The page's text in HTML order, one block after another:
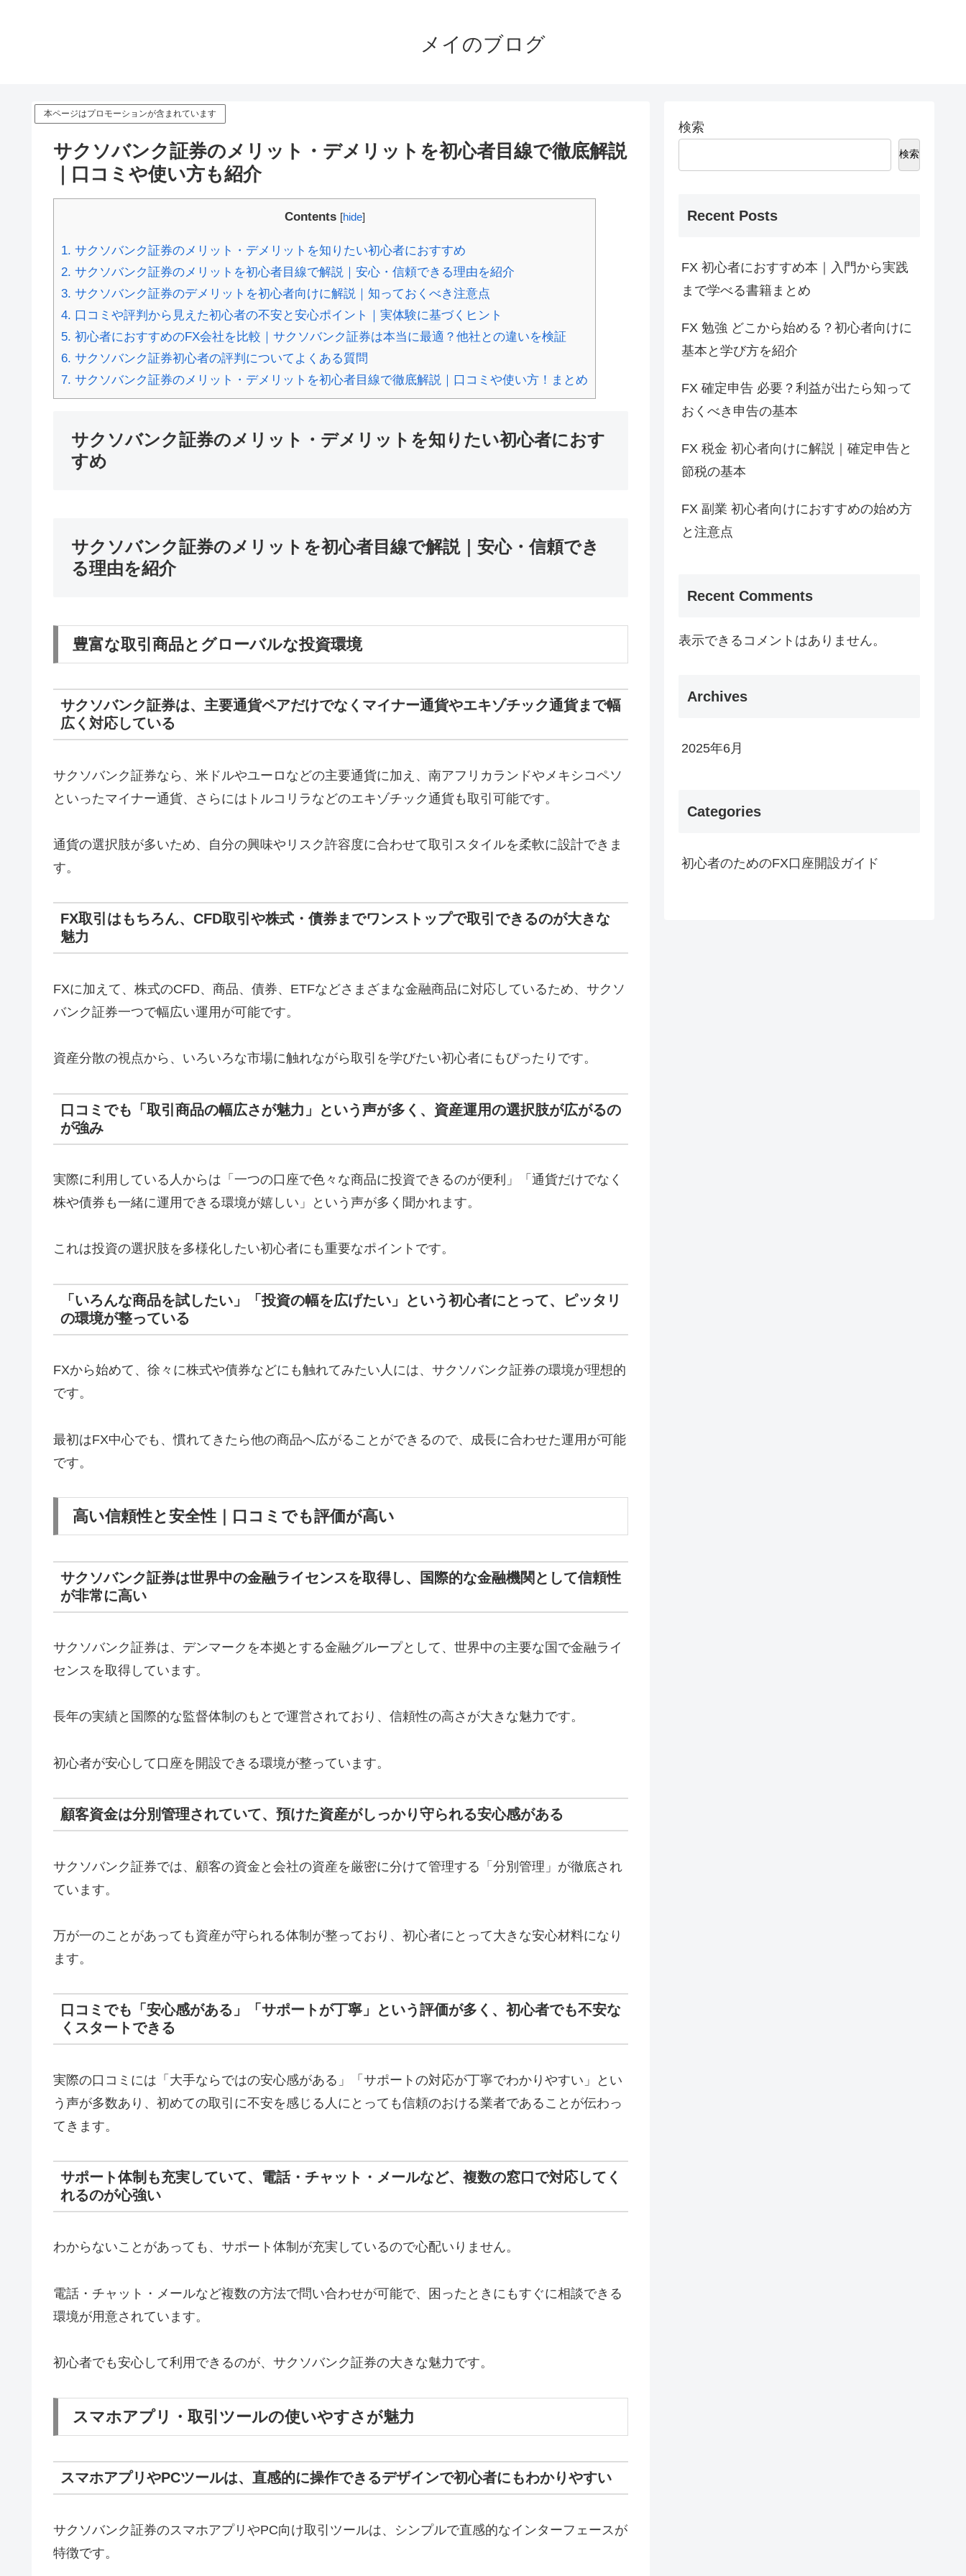
メイのブログ
本ページはプロモーションが含まれています
サクソバンク証券のメリット・デメリットを初心者目線で徹底解説
｜口コミや使い方も紹介
Contents [hide]
1. サクソバンク証券のメリット・デメリットを知りたい初心者におすすめ
2. サクソバンク証券のメリットを初心者目線で解説｜安心・信頼できる理由を紹介
3. サクソバンク証券のデメリットを初心者向けに解説｜知っておくべき注意点
4. 口コミや評判から見えた初心者の不安と安心ポイント｜実体験に基づくヒント
5. 初心者におすすめのFX会社を比較｜サクソバンク証券は本当に最適？他社との違いを検証
6. サクソバンク証券初心者の評判についてよくある質問
7. サクソバンク証券のメリット・デメリットを初心者目線で徹底解説｜口コミや使い方！まとめ
サクソバンク証券のメリット・デメリットを知りたい初心者におす
すめ
サクソバンク証券のメリットを初心者目線で解説｜安心・信頼でき
る理由を紹介
豊富な取引商品とグローバルな投資環境
サクソバンク証券は、主要通貨ペアだけでなくマイナー通貨やエキゾチック通貨まで幅
広く対応している
サクソバンク証券なら、米ドルやユーロなどの主要通貨に加え、南アフリカランドやメキシコペソ
といったマイナー通貨、さらにはトルコリラなどのエキゾチック通貨も取引可能です。
通貨の選択肢が多いため、自分の興味やリスク許容度に合わせて取引スタイルを柔軟に設計できま
す。
FX取引はもちろん、CFD取引や株式・債券までワンストップで取引できるのが大きな
魅力
FXに加えて、株式のCFD、商品、債券、ETFなどさまざまな金融商品に対応しているため、サクソ
バンク証券一つで幅広い運用が可能です。
資産分散の視点から、いろいろな市場に触れながら取引を学びたい初心者にもぴったりです。
口コミでも「取引商品の幅広さが魅力」という声が多く、資産運用の選択肢が広がるの
が強み
実際に利用している人からは「一つの口座で色々な商品に投資できるのが便利」「通貨だけでなく
株や債券も一緒に運用できる環境が嬉しい」という声が多く聞かれます。
これは投資の選択肢を多様化したい初心者にも重要なポイントです。
「いろんな商品を試したい」「投資の幅を広げたい」という初心者にとって、ピッタリ
の環境が整っている
FXから始めて、徐々に株式や債券などにも触れてみたい人には、サクソバンク証券の環境が理想的
です。
最初はFX中心でも、慣れてきたら他の商品へ広がることができるので、成長に合わせた運用が可能
です。
高い信頼性と安全性｜口コミでも評価が高い
サクソバンク証券は世界中の金融ライセンスを取得し、国際的な金融機関として信頼性
が非常に高い
サクソバンク証券は、デンマークを本拠とする金融グループとして、世界中の主要な国で金融ライ
センスを取得しています。
長年の実績と国際的な監督体制のもとで運営されており、信頼性の高さが大きな魅力です。
初心者が安心して口座を開設できる環境が整っています。
顧客資金は分別管理されていて、預けた資産がしっかり守られる安心感がある
サクソバンク証券では、顧客の資金と会社の資産を厳密に分けて管理する「分別管理」が徹底され
ています。
万が一のことがあっても資産が守られる体制が整っており、初心者にとって大きな安心材料になり
ます。
口コミでも「安心感がある」「サポートが丁寧」という評価が多く、初心者でも不安な
くスタートできる
実際の口コミには「大手ならではの安心感がある」「サポートの対応が丁寧でわかりやすい」とい
う声が多数あり、初めての取引に不安を感じる人にとっても信頼のおける業者であることが伝わっ
てきます。
サポート体制も充実していて、電話・チャット・メールなど、複数の窓口で対応してく
れるのが心強い
わからないことがあっても、サポート体制が充実しているので心配いりません。
電話・チャット・メールなど複数の方法で問い合わせが可能で、困ったときにもすぐに相談できる
環境が用意されています。
初心者でも安心して利用できるのが、サクソバンク証券の大きな魅力です。
スマホアプリ・取引ツールの使いやすさが魅力
スマホアプリやPCツールは、直感的に操作できるデザインで初心者にもわかりやすい
サクソバンク証券のスマホアプリやPC向け取引ツールは、シンプルで直感的なインターフェースが
特徴です。
検索
検索
Recent Posts
FX 初心者におすすめ本｜入門から実践
まで学べる書籍まとめ
FX 勉強 どこから始める？初心者向けに
基本と学び方を紹介
FX 確定申告 必要？利益が出たら知って
おくべき申告の基本
FX 税金 初心者向けに解説｜確定申告と
節税の基本
FX 副業 初心者向けにおすすめの始め方
と注意点
Recent Comments
表示できるコメントはありません。
Archives
2025年6月
Categories
初心者のためのFX口座開設ガイド